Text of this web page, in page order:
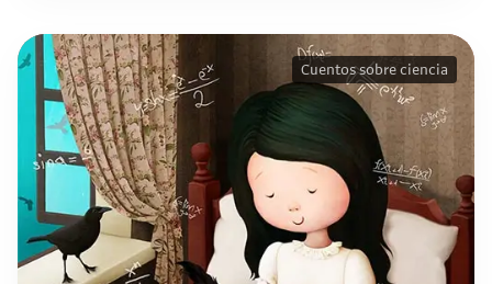
Cuentos sobre ciencia